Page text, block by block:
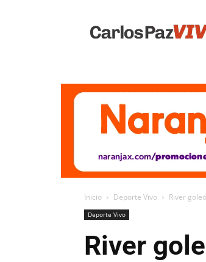
Vivo
Inicio Deporte Vivo River
Deporte Vivo
River